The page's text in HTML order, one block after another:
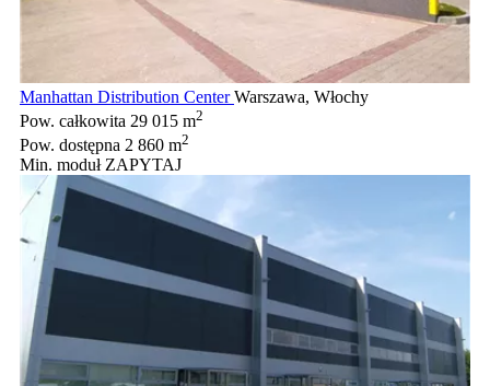
Manhattan Distribution CenterWarszawa, Włochy
Pow. całkowita 29 015 m2
Pow. dostępna 2 860 m2
Min. moduł ZAPYTAJ